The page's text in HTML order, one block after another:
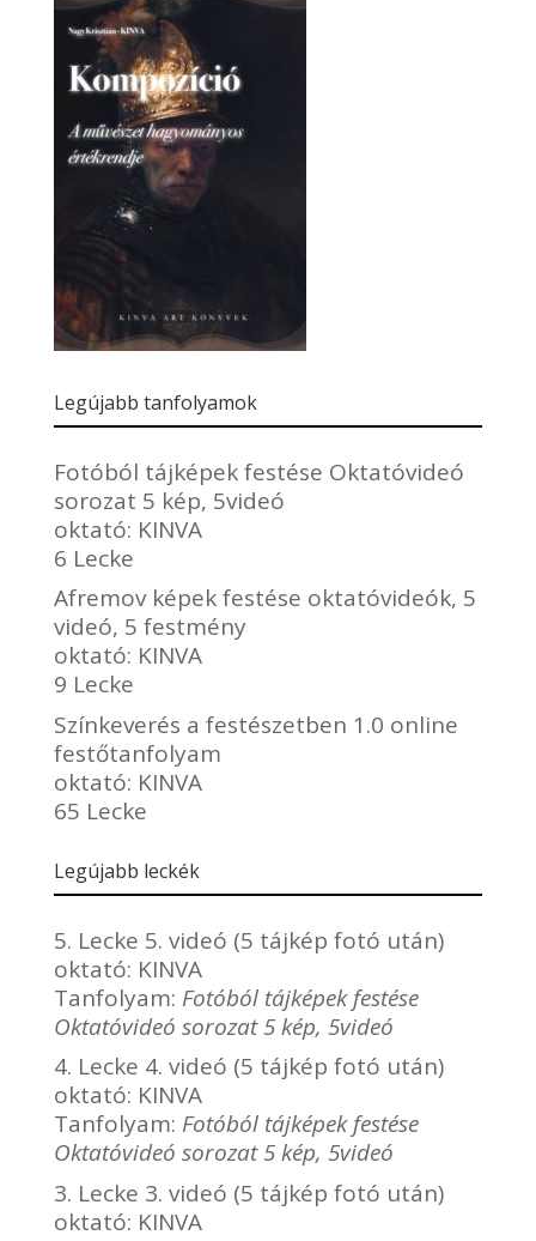
Legújabb tanfolyamok
Fotóból tájképek festése Oktatóvideó
sorozat 5 kép, 5videó
oktató: KINVA
6 Lecke
Afremov képek festése oktatóvideók, 5
videó, 5 festmény
oktató: KINVA
9 Lecke
Színkeverés a festészetben 1.0 online
festőtanfolyam
oktató: KINVA
65 Lecke
Legújabb leckék
5. Lecke 5. videó (5 tájkép fotó után)
oktató: KINVA
Tanfolyam: Fotóból tájképek festése
Oktatóvideó sorozat 5 kép, 5videó
4. Lecke 4. videó (5 tájkép fotó után)
oktató: KINVA
Tanfolyam: Fotóból tájképek festése
Oktatóvideó sorozat 5 kép, 5videó
3. Lecke 3. videó (5 tájkép fotó után)
oktató: KINVA